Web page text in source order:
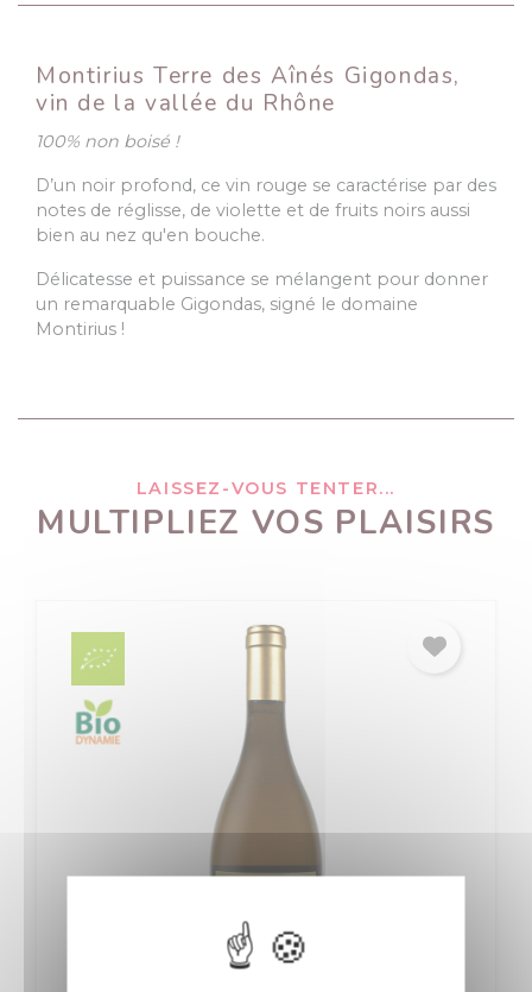
Montirius Terre des Aînés Gigondas,
vin de la vallée du Rhône
100% non boisé !
D’un noir profond, ce vin rouge se caractérise par des
notes de réglisse, de violette et de fruits noirs aussi
bien au nez qu'en bouche.
Délicatesse et puissance se mélangent pour donner
un remarquable Gigondas, signé le domaine
Montirius !
LAISSEZ-VOUS TENTER...
MULTIPLIEZ VOS PLAISIRS